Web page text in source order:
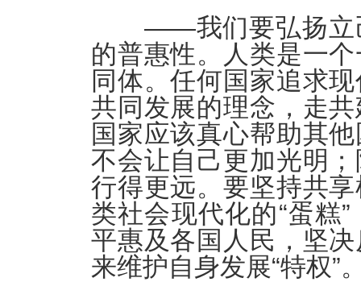
——我们要弘扬立己
的普惠性。人类是一
同体。任何国家追求
共同发展的理念，走
国家应该真心帮助其
不会让自己更加光明
行得更远。要坚持共
类社会现代化的“蛋糕
平惠及各国人民，坚
来维护自身发展“特权”